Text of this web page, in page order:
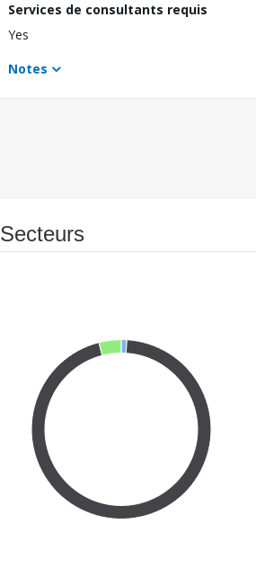
Services de consultants requis
Yes
Notes
Secteurs